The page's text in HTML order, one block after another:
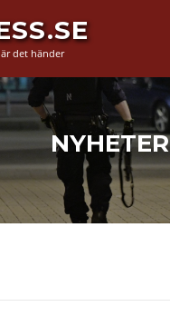
det händer
NYHETER